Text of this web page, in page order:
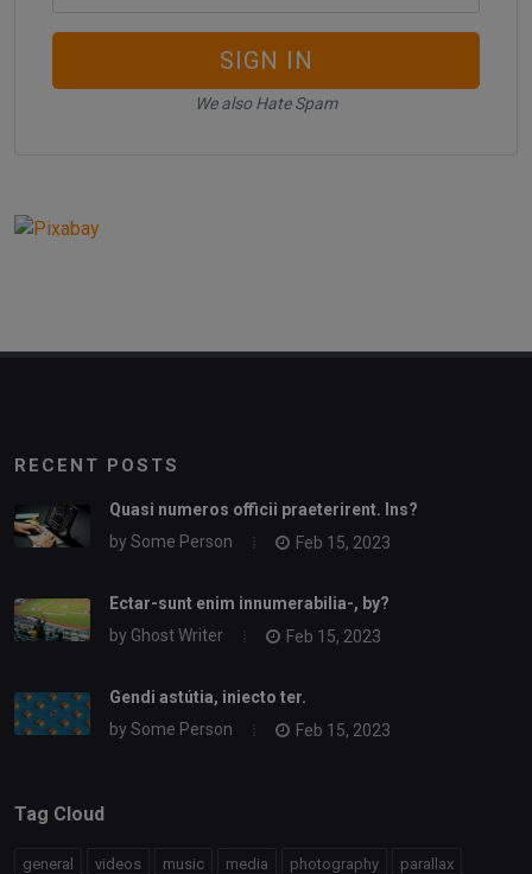
SIGN IN
We also Hate Spam
RECENT POSTS
Quasi numeros officii praeterirent. Ins?
by Some Person Feb 15, 2023
Ectar-sunt enim innumerabilia-, by?
by Ghost Writer Feb 15, 2023
Gendi astútia, iniecto ter.
by Some Person Feb 15, 2023
Tag Cloud
general videos music media photography parallax